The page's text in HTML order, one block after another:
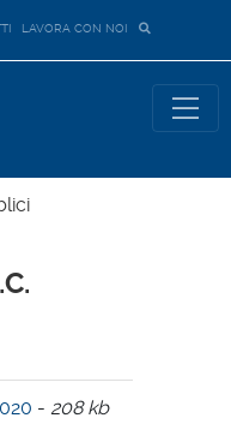
LAVORA CON NOI
- 208 kb